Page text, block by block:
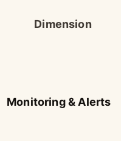
Dimension
Monitoring & Alerts